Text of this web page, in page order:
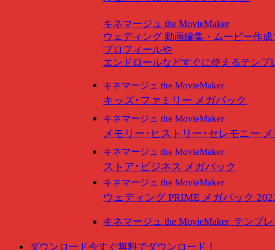
キネマージュ the MovieMaker
ウェディング 動画編集・ムービー作成
プロフィールや
エンドロールなどすぐに使えるテンプ
キネマージュ the MovieMaker
キッズ･ファミリー メガパック
キネマージュ the MovieMaker
メモリー･ヒストリー･セレモニー
キネマージュ the MovieMaker
ストア･ビジネス メガパック
キネマージュ the MovieMaker
ウェディング PRIME メガパック
キネマージュ the MovieMakerテンプ
ダウンロード今すぐ無料でダウンロード！